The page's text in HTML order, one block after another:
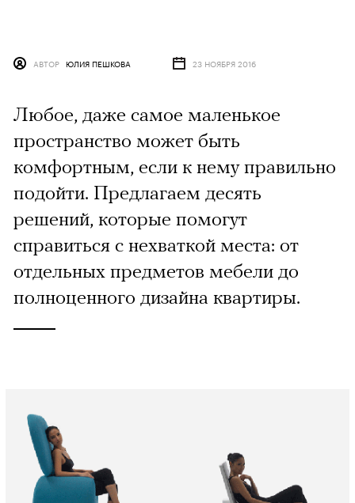
АВТОР ЮЛИЯ ПЕШКОВА 23 НОЯБРЯ 2016
Любое, даже самое маленькое
пространство может быть
комфортным, если к нему правильно
подойти. Предлагаем десять
решений, которые помогут
справиться с нехваткой места: от
отдельных предметов мебели до
полноценного дизайна квартиры.